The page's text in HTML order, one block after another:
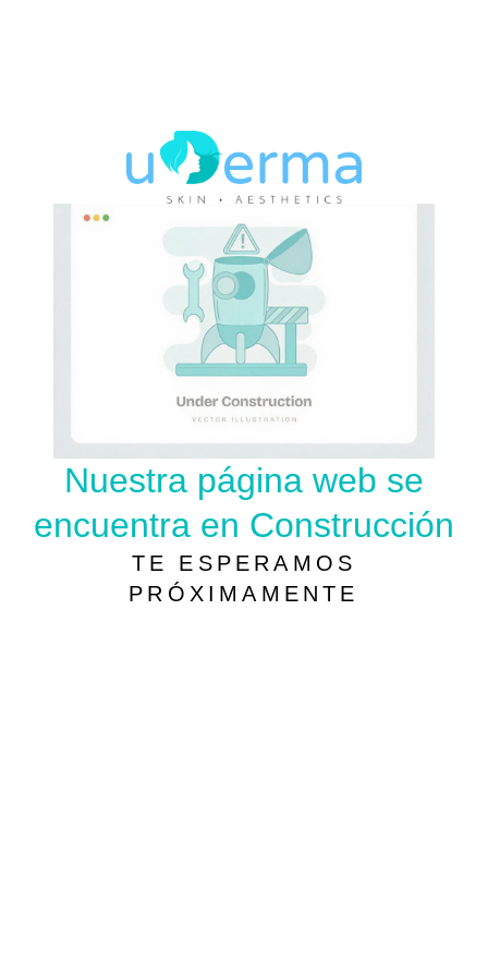
Nuestra página web se
encuentra en Construcción
TE ESPERAMOS
PRÓXIMAMENTE